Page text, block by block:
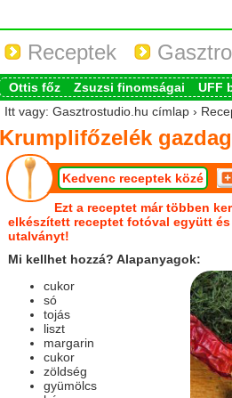
Receptek
Ottis főz Zsuzsi finomságai
UFF
Itt vagy: Gasztrostudio.hu címlap ›
Krumplifőzelék
Kedvenc receptek közé
Ezt a receptet már többen
elkészített receptet fotóval együtt
utalványt!
Mi kellhet hozzá? Alapanyagok:
cukor
só
tojás
liszt
margarin
cukor
zöldség
gyümölcs